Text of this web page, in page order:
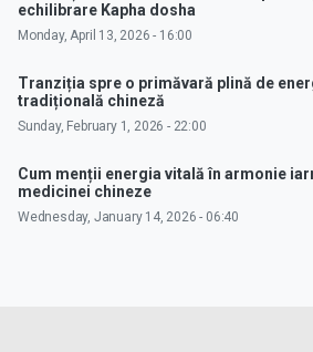
echilibrare Kapha dosha
Monday, April 13, 2026 - 16:00
Tranziția spre o primăvară plină de
tradițională chineză
Sunday, February 1, 2026 - 22:00
Cum menții energia vitală în armonie
medicinei chineze
Wednesday, January 14, 2026 - 06:40